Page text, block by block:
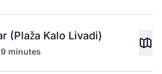
(Plaža Kalo Livadi)
9 minutes